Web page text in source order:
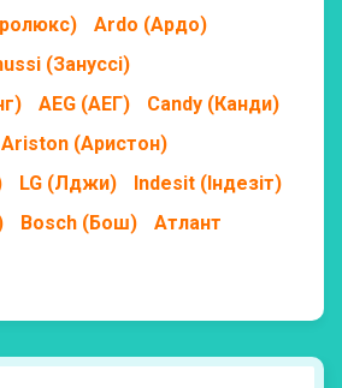
Ardo (Ардо)
(Зануссі)
AEG (АЕГ)
Candy (Канди)
Ariston (Аристон)
LG (Лджи)
Indesit (Індезіт)
Bosch (Бош) Атлант